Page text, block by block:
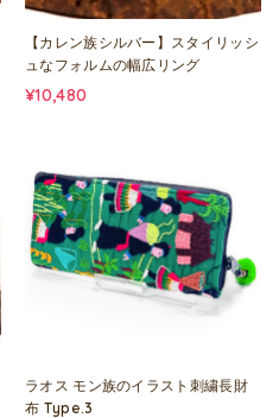
【カレン族シルバー】スタイリッシ
ュなフォルムの幅広リング
¥10,480
ラオス モン族のイラスト刺繍長財
布 Type.3